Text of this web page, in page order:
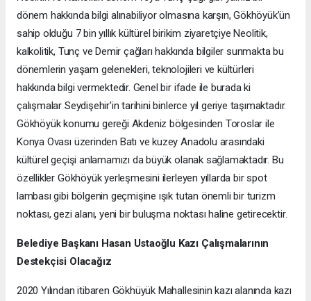
dönem hakkında bilgi alınabiliyor olmasına karşın, Gökhöyük’ün
sahip olduğu 7 bin yıllık kültürel birikim ziyaretçiye Neolitik,
kalkolitik, Tunç ve Demir çağları hakkında bilgiler sunmakta bu
dönemlerin yaşam gelenekleri, teknolojileri ve kültürleri
hakkında bilgi vermektedir. Genel bir ifade ile burada ki
çalışmalar Seydişehir'in tarihini binlerce yıl geriye taşımaktadır.
Gökhöyük konumu gereği Akdeniz bölgesinden Toroslar ile
Konya Ovası üzerinden Batı ve kuzey Anadolu arasındaki
kültürel geçişi anlamamızı da büyük olanak sağlamaktadır. Bu
özellikler Gökhöyük yerleşmesini ilerleyen yıllarda bir spot
lambası gibi bölgenin geçmişine ışık tutan önemli bir turizm
noktası, gezi alanı, yeni bir buluşma noktası haline getirecektir.
Belediye Başkanı Hasan Ustaoğlu Kazı Çalışmalarının
Destekçisi Olacağız
2020 Yılından itibaren Gökhüyük Mahallesinin kazı alanında kazı